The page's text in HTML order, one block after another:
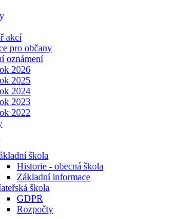
akcí
pro občany
oznámení
2026
2025
2024
2023
2022
škola
Historie - obecná škola
Základní informace
škola
GDPR
Rozpočty